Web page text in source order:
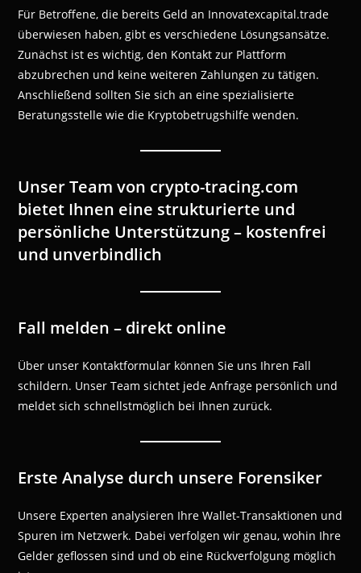
Für Betroffene, die bereits Geld an Innovatexcapital.trade
überwiesen haben, gibt es verschiedene Lösungsansätze.
Zunächst ist es wichtig, den Kontakt zur Plattform
abzubrechen und keine weiteren Zahlungen zu tätigen.
Anschließend sollten Sie sich an eine spezialisierte
Beratungsstelle wie die Kryptobetrugshilfe wenden.
Unser Team von crypto-tracing.com
bietet Ihnen eine strukturierte und
persönliche Unterstützung – kostenfrei
und unverbindlich
Fall melden – direkt online
Über unser Kontaktformular können Sie uns Ihren Fall
schildern. Unser Team sichtet jede Anfrage persönlich und
meldet sich schnellstmöglich bei Ihnen zurück.
Erste Analyse durch unsere Forensiker
Unsere Experten analysieren Ihre Wallet-Transaktionen und
Spuren im Netzwerk. Dabei verfolgen wir genau, wohin Ihre
Gelder geflossen sind und ob eine Rückverfolgung möglich